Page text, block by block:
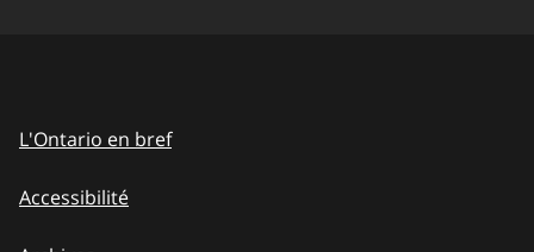
L'Ontario en bref
Accessibilité